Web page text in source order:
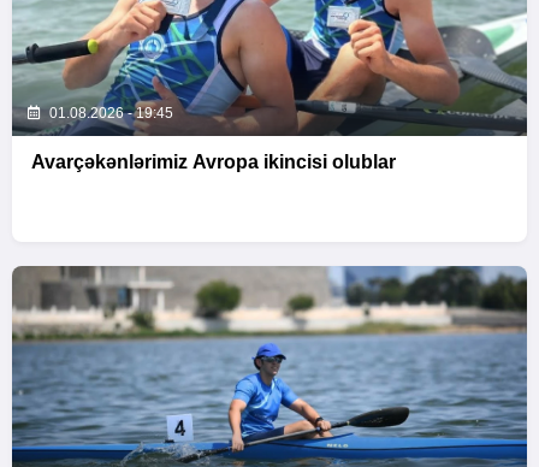
01.08.2026 - 19:45
Avarçəkənlərimiz Avropa ikincisi olublar